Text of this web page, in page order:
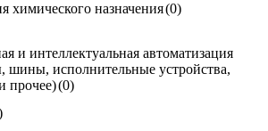
химического назначения(0)
и интеллектуальная автоматизация
шины, исполнительные устройства,
прочее)(0)